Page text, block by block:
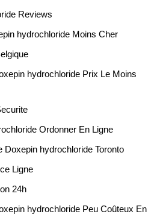
Reviews
hydrochloride Moins Cher
hydrochloride Prix Le Moins
Ordonner En Ligne
Doxepin hydrochloride Toronto
Ligne
24h
hydrochloride Peu Coûteux En